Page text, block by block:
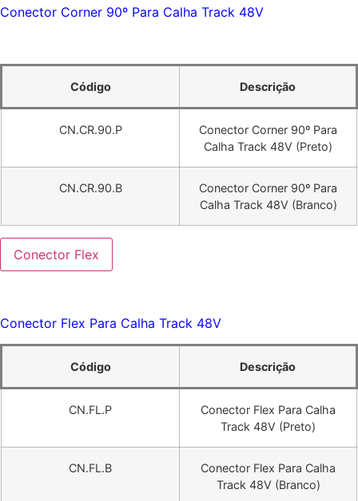
Conector Corner 90º Para Calha Track 48V
Código Descrição
CN.CR.90.P
Conector Corner 90º Para
Calha Track 48V (Preto)
CN.CR.90.B
Conector Corner 90º Para
Calha Track 48V (Branco)
Conector Flex
Conector Flex Para Calha Track 48V
Código Descrição
CN.FL.P
Conector Flex Para Calha
Track 48V (Preto)
CN.FL.B
Conector Flex Para Calha
Track 48V (Branco)